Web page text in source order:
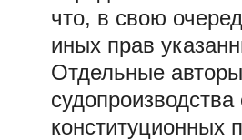
что, в свою
иных прав
Отдельные
конституционных